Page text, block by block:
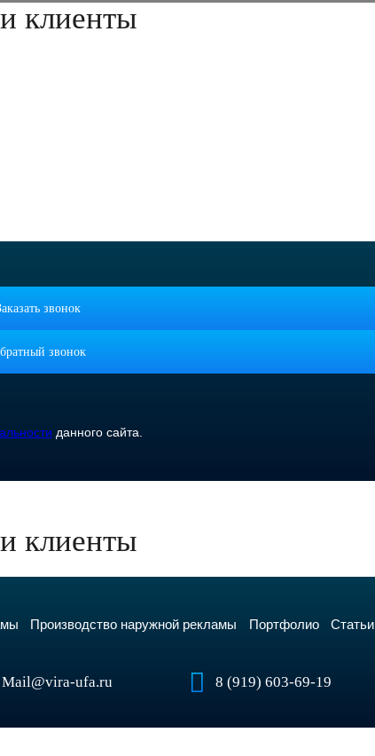
клиенты
звонок
звонок
данного сайта.
клиенты
Производство наружной рекламы Портфолио Статьи
Mail@vira-ufa.ru 8 (919) 603-69-19